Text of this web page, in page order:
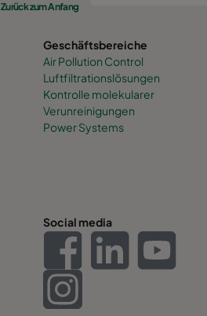
Zurück zum Anfang
Geschäftsbereiche
Air Pollution Control
Luftfiltrationslösungen
Kontrolle molekularer
Verunreinigungen
Power Systems
Social media